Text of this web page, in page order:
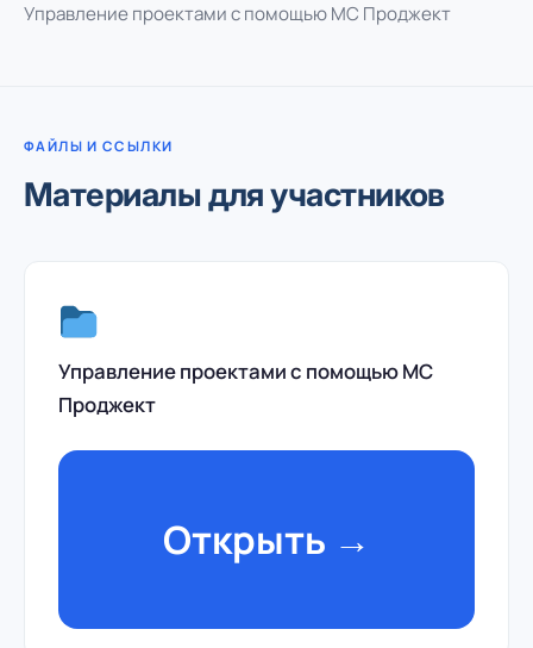
Управление проектами с помощью МС Проджект
ФАЙЛЫ И ССЫЛКИ
Материалы для участников
Управление проектами с помощью МС
Проджект
Открыть →